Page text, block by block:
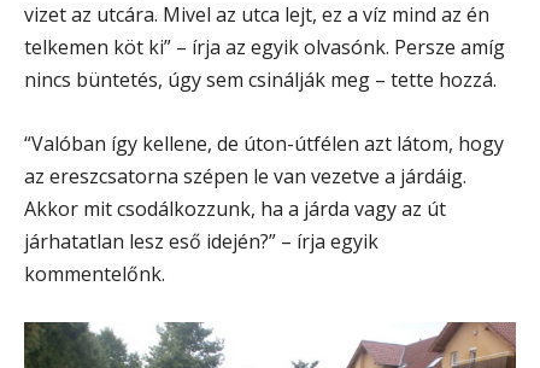
vizet az utcára. Mivel az utca lejt, ez a víz mind az én
telkemen köt ki” – írja az egyik olvasónk. Persze amíg
nincs büntetés, úgy sem csinálják meg – tette hozzá.
“Valóban így kellene, de úton-útfélen azt látom, hogy
az ereszcsatorna szépen le van vezetve a járdáig.
Akkor mit csodálkozzunk, ha a járda vagy az út
járhatatlan lesz eső idején?” – írja egyik
kommentelőnk.